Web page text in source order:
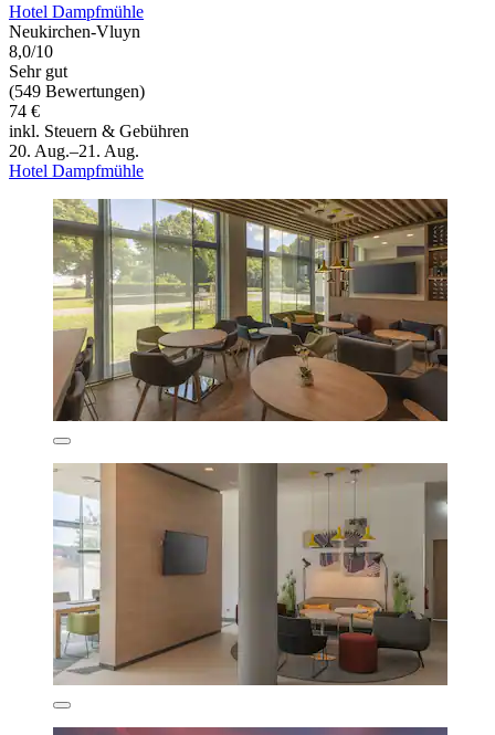
Hotel Dampfmühle
Neukirchen-Vluyn
8,0/10
Sehr gut
(549 Bewertungen)
74 €
inkl. Steuern & Gebühren
20. Aug.–21. Aug.
Hotel Dampfmühle